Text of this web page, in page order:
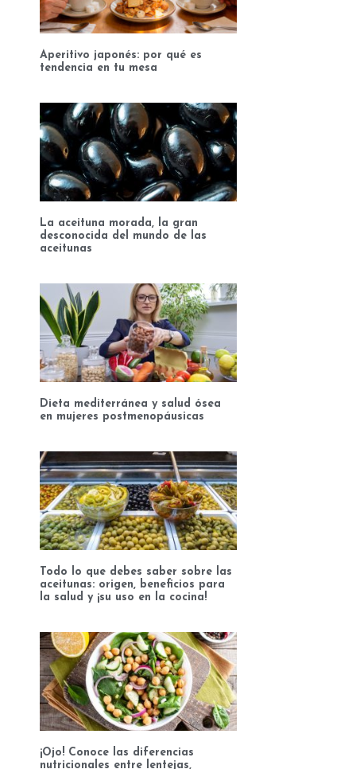
Aperitivo japonés: por qué es
tendencia en tu mesa
La aceituna morada, la gran
desconocida del mundo de las
aceitunas
Dieta mediterránea y salud ósea
en mujeres postmenopáusicas
Todo lo que debes saber sobre las
aceitunas: origen, beneficios para
la salud y ¡su uso en la cocina!
¡Ojo! Conoce las diferencias
nutricionales entre lentejas,